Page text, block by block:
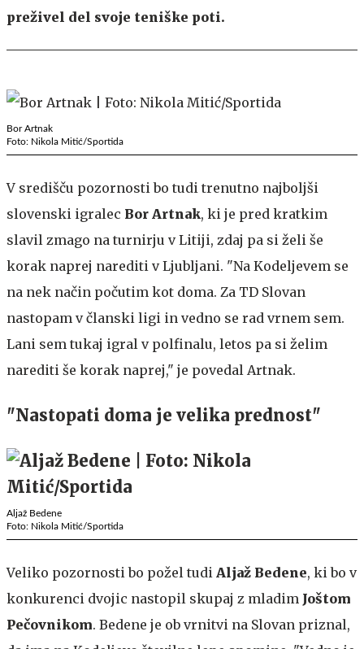
preživel del svoje teniške poti.
Bor Artnak
Foto: Nikola Mitić/Sportida
V središču pozornosti bo tudi trenutno najboljši
slovenski igralec Bor Artnak, ki je pred kratkim
slavil zmago na turnirju v Litiji, zdaj pa si želi še
korak naprej narediti v Ljubljani. "Na Kodeljevem se
na nek način počutim kot doma. Za TD Slovan
nastopam v članski ligi in vedno se rad vrnem sem.
Lani sem tukaj igral v polfinalu, letos pa si želim
narediti še korak naprej," je povedal Artnak.
"Nastopati doma je velika prednost"
Aljaž Bedene
Foto: Nikola Mitić/Sportida
Veliko pozornosti bo požel tudi Aljaž Bedene, ki bo v
konkurenci dvojic nastopil skupaj z mladim Joštom
Pečovnikom. Bedene je ob vrnitvi na Slovan priznal,